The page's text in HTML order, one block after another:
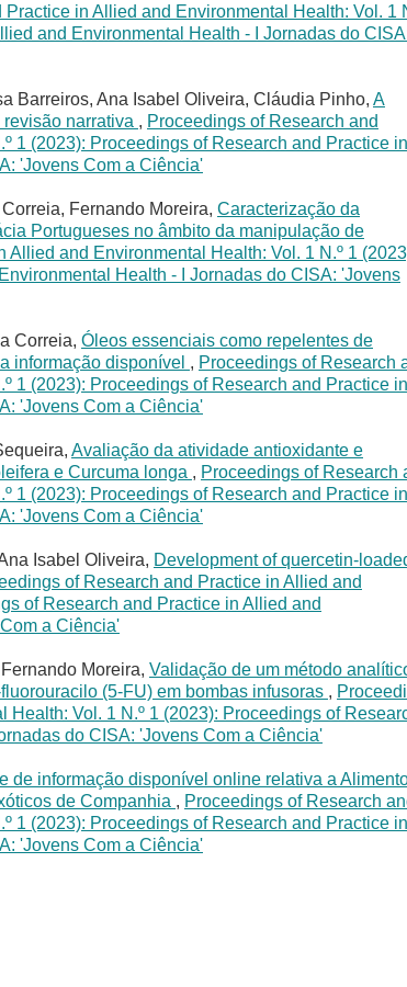
in Allied and Environmental Health: Vol. 1
and Environmental Health - I Jornadas do
Barreiros, Ana Isabel Oliveira, Cláudia Pinho, A
narrativa , Proceedings of Research and
1 (2023): Proceedings of Research and Practice in
'Jovens Com a Ciência'
Fernando Moreira, Caracterização da
Portugueses no âmbito da manipulação de
and Environmental Health: Vol. 1 N.º 1
Health - I Jornadas do CISA: 'Jovens
Correia, Óleos essenciais como repelentes de
informação disponível , Proceedings of Research
1 (2023): Proceedings of Research and Practice in
'Jovens Com a Ciência'
Avaliação da atividade antioxidante e
e Curcuma longa , Proceedings of Research
1 (2023): Proceedings of Research and Practice in
'Jovens Com a Ciência'
Isabel Oliveira, Development of quercetin-
of Research and Practice in Allied and
of Research and Practice in Allied and
a Ciência'
Moreira, Validação de um método
(5-FU) em bombas infusoras ,
Vol. 1 N.º 1 (2023): Proceedings of
do CISA: 'Jovens Com a Ciência'
de informação disponível online relativa a
de Companhia , Proceedings of Research
1 (2023): Proceedings of Research and Practice in
'Jovens Com a Ciência'